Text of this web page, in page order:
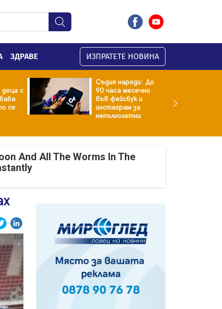
ЗДРАВЕ ИЗПРАТЕТЕ НОВИНА
с
се
Съдия нареди: До
90 часа месечно
във фейсбук и
инстаграм за
непълнолетни
And All The Worms In The